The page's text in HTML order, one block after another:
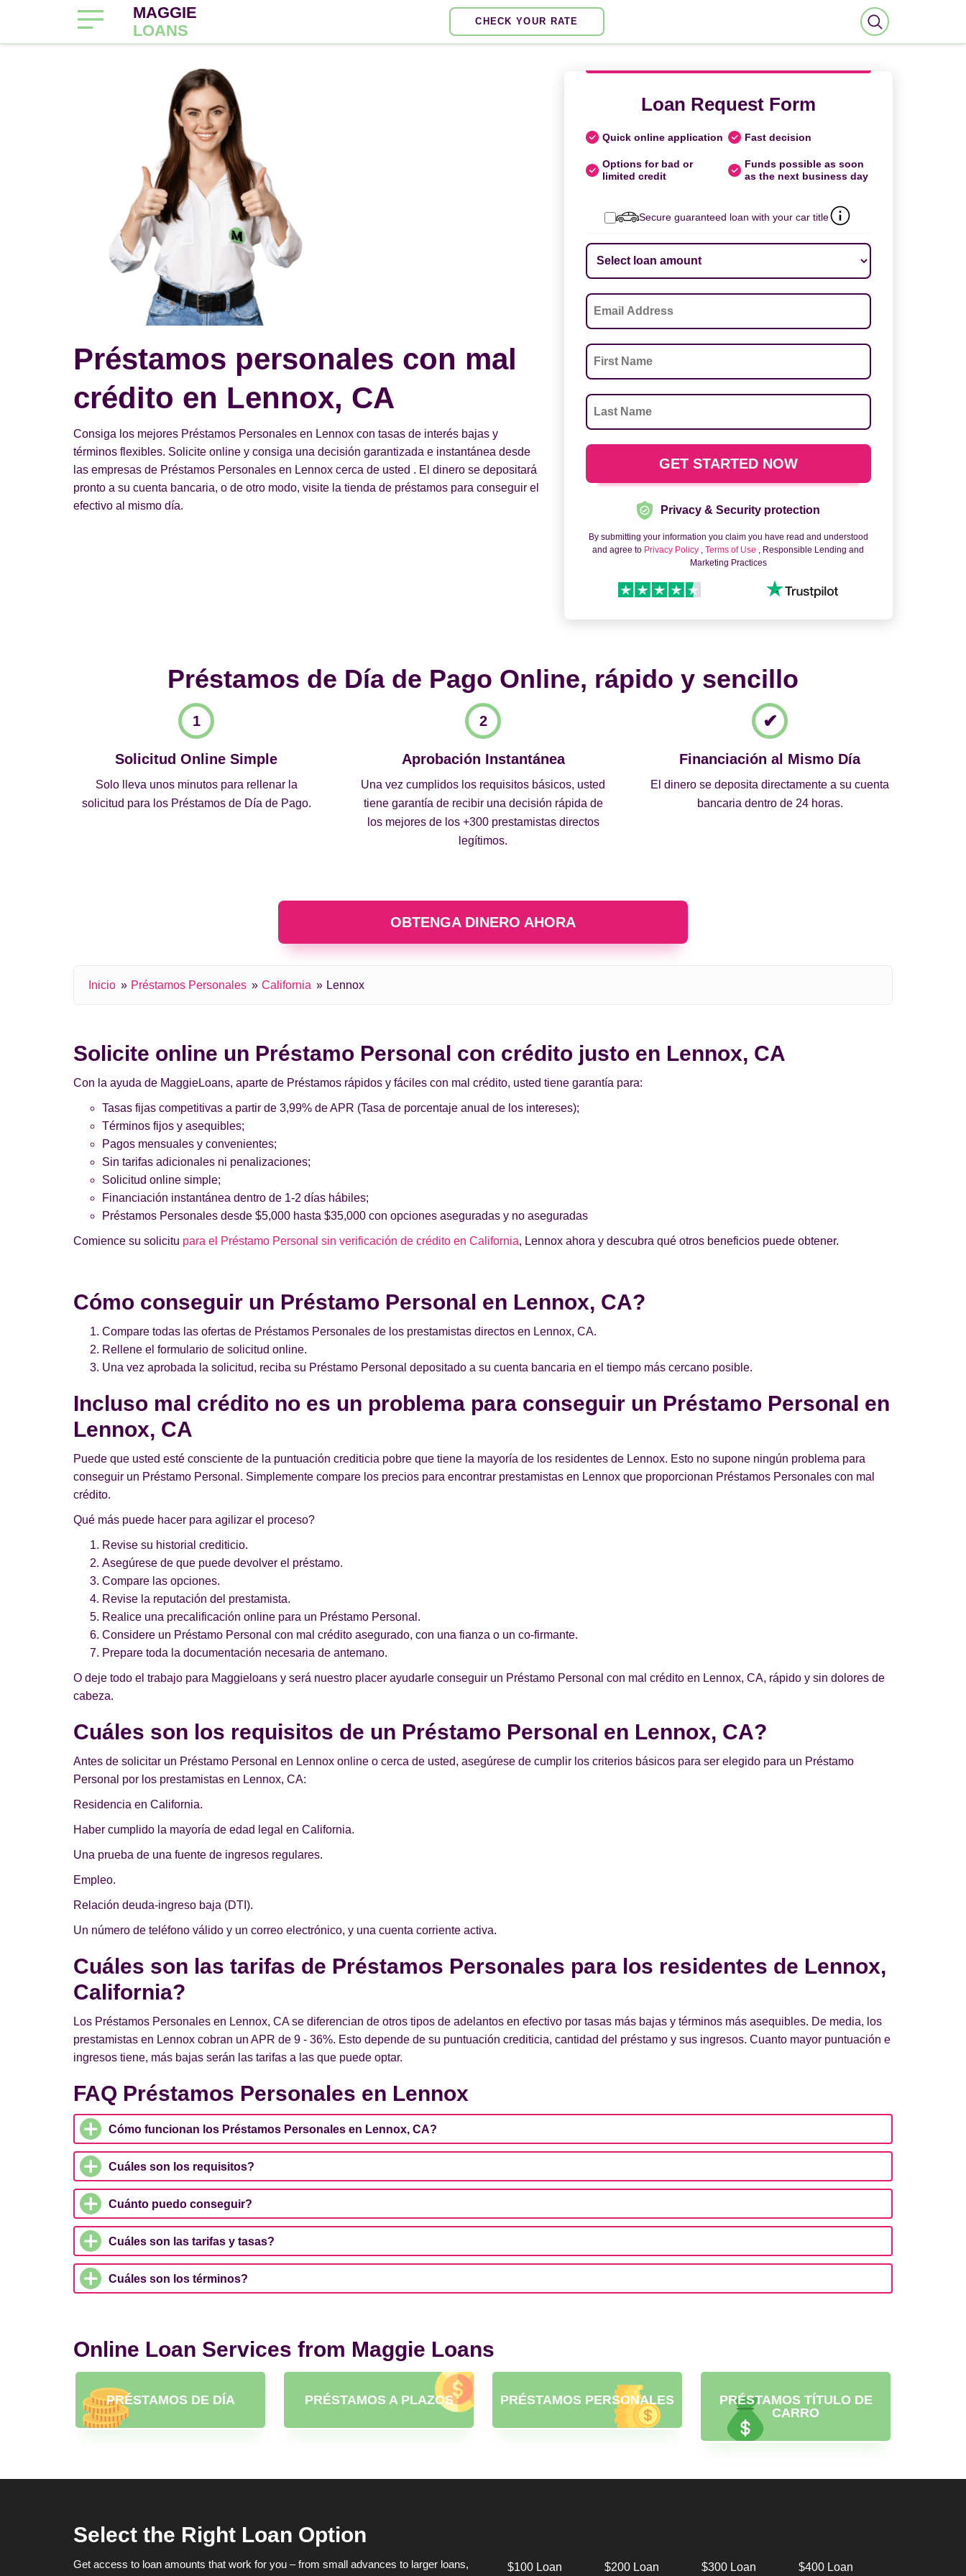
MAGGIE
LOANS
CHECK YOUR RATE
Préstamos personales con mal
crédito en Lennox, CA
Consiga los mejores Préstamos Personales en Lennox con tasas de interés bajas y
términos flexibles. Solicite online y consiga una decisión garantizada e instantánea desde
las empresas de Préstamos Personales en Lennox cerca de usted . El dinero se depositará
pronto a su cuenta bancaria, o de otro modo, visite la tienda de préstamos para conseguir el
efectivo al mismo día.
Loan Request Form
Quick online application Fast decision
Options for bad or
limited credit
Funds possible as soon
as the next business day
Secure guaranteed loan with your car title
Privacy & Security protection
By submitting your information you claim you have read and understood
and agree to Privacy Policy ,Terms of Use , Responsible Lending and
Marketing Practices
Préstamos de Día de Pago Online, rápido y sencillo
Solicitud Online Simple
Solo lleva unos minutos para rellenar la
solicitud para los Préstamos de Día de Pago.
Aprobación Instantánea
Una vez cumplidos los requisitos básicos, usted
tiene garantía de recibir una decisión rápida de
los mejores de los +300 prestamistas directos
legítimos.
Financiación al Mismo Día
El dinero se deposita directamente a su cuenta
bancaria dentro de 24 horas.
OBTENGA DINERO AHORA
Inicio Préstamos Personales California Lennox
Solicite online un Préstamo Personal con crédito justo en Lennox, CA
Con la ayuda de MaggieLoans, aparte de Préstamos rápidos y fáciles con mal crédito, usted tiene garantía para:
Tasas fijas competitivas a partir de 3,99% de APR (Tasa de porcentaje anual de los intereses);
Términos fijos y asequibles;
Pagos mensuales y convenientes;
Sin tarifas adicionales ni penalizaciones;
Solicitud online simple;
Financiación instantánea dentro de 1-2 días hábiles;
Préstamos Personales desde $5,000 hasta $35,000 con opciones aseguradas y no aseguradas
Comience su solicitu para el Préstamo Personal sin verificación de crédito en California, Lennox ahora y descubra qué otros beneficios puede obtener.
Cómo conseguir un Préstamo Personal en Lennox, CA?
Compare todas las ofertas de Préstamos Personales de los prestamistas directos en Lennox, CA.
Rellene el formulario de solicitud online.
Una vez aprobada la solicitud, reciba su Préstamo Personal depositado a su cuenta bancaria en el tiempo más cercano posible.
Incluso mal crédito no es un problema para conseguir un Préstamo Personal en
Lennox, CA
Puede que usted esté consciente de la puntuación crediticia pobre que tiene la mayoría de los residentes de Lennox. Esto no supone ningún problema para
conseguir un Préstamo Personal. Simplemente compare los precios para encontrar prestamistas en Lennox que proporcionan Préstamos Personales con mal
crédito.
Qué más puede hacer para agilizar el proceso?
Revise su historial crediticio.
Asegúrese de que puede devolver el préstamo.
Compare las opciones.
Revise la reputación del prestamista.
Realice una precalificación online para un Préstamo Personal.
Considere un Préstamo Personal con mal crédito asegurado, con una fianza o un co-firmante.
Prepare toda la documentación necesaria de antemano.
O deje todo el trabajo para Maggieloans y será nuestro placer ayudarle conseguir un Préstamo Personal con mal crédito en Lennox, CA, rápido y sin dolores de
cabeza.
Cuáles son los requisitos de un Préstamo Personal en Lennox, CA?
Antes de solicitar un Préstamo Personal en Lennox online o cerca de usted, asegúrese de cumplir los criterios básicos para ser elegido para un Préstamo
Personal por los prestamistas en Lennox, CA:
Residencia en California.
Haber cumplido la mayoría de edad legal en California.
Una prueba de una fuente de ingresos regulares.
Empleo.
Relación deuda-ingreso baja (DTI).
Un número de teléfono válido y un correo electrónico, y una cuenta corriente activa.
Cuáles son las tarifas de Préstamos Personales para los residentes de Lennox,
California?
Los Préstamos Personales en Lennox, CA se diferencian de otros tipos de adelantos en efectivo por tasas más bajas y términos más asequibles. De media, los
prestamistas en Lennox cobran un APR de 9 - 36%. Esto depende de su puntuación crediticia, cantidad del préstamo y sus ingresos. Cuanto mayor puntuación e
ingresos tiene, más bajas serán las tarifas a las que puede optar.
FAQ Préstamos Personales en Lennox
Cómo funcionan los Préstamos Personales en Lennox, CA?
Cuáles son los requisitos?
Cuánto puedo conseguir?
Cuáles son las tarifas y tasas?
Cuáles son los términos?
Online Loan Services from Maggie Loans
PRÉSTAMOS DE DÍA PRÉSTAMOS A PLAZOS PRÉSTAMOS PERSONALES
PRÉSTAMOS TÍTULO DE
CARRO
Select the Right Loan Option
Get access to loan amounts that work for you – from small advances to larger loans, $100 Loan $200 Loan $300 Loan $400 Loan